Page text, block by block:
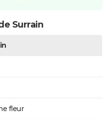
Surrain
fleur